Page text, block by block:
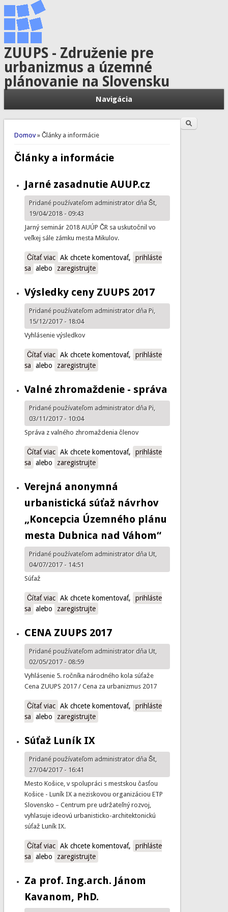
ZUUPS - Združenie pre
urbanizmus a územné
plánovanie na Slovensku
Navigácia
Nachádzate sa tu
Domov» Články a informácie
Články a informácie
Jarné zasadnutie AUUP.cz
Pridané používateľom administratordňa Št,
19/04/2018 - 09:43
Jarný seminár 2018 AUÚP ČR sa uskutočnil vo
veľkej sále zámku mesta Mikulov.
Čítať viaco Jarné zasadnutie AUUP.cz
Ak chcete komentovať,
prihláste
sa
alebo zaregistrujte
Výsledky ceny ZUUPS 2017
Pridané používateľom administratordňa Pi,
15/12/2017 - 18:04
Vyhlásenie výsledkov
Čítať viaco Výsledky ceny ZUUPS 2017
Ak chcete komentovať,
prihláste
sa
alebo zaregistrujte
Valné zhromaždenie - správa
Pridané používateľom administratordňa Pi,
03/11/2017 - 10:04
Správa z valného zhromaždenia členov
Čítať viaco Valné zhromaždenie - správa
Ak chcete komentovať,
prihláste
sa
alebo zaregistrujte
Verejná anonymná
urbanistická súťaž návrhov
„Koncepcia Územného plánu
mesta Dubnica nad Váhom“
Pridané používateľom administratordňa Ut,
04/07/2017 - 14:51
Súťaž
Čítať viaco Verejná anonymná urbanistická súťaž návrhov
„Koncepcia Územného plánu mesta Dubnica nad
Ak chcete komentovať,
prihláste
sa
alebo zaregistrujte
CENA ZUUPS 2017
Pridané používateľom administratordňa Ut,
02/05/2017 - 08:59
Vyhlásenie 5. ročníka národného kola súťaže
Cena ZUUPS 2017 / Cena za urbanizmus 2017
Čítať viaco CENA ZUUPS 2017
Ak chcete komentovať,
prihláste
sa
alebo zaregistrujte
Súťaž Luník IX
Pridané používateľom administratordňa Št,
27/04/2017 - 16:41
Mesto Košice, v spolupráci s mestskou časťou
Košice - Luník IX a neziskovou organizáciou ETP
Slovensko – Centrum pre udržateľný rozvoj,
vyhlasuje ideovú urbanisticko-architektonickú
súťaž Luník IX.
Čítať viaco Súťaž Luník IX
Ak chcete komentovať,
prihláste
sa
alebo zaregistrujte
Za prof. Ing.arch. Jánom
Kavanom, PhD.
Vyhľadávanie Hľadať